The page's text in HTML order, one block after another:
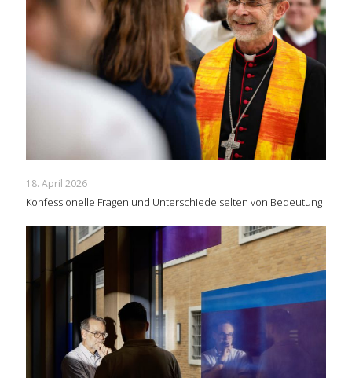
18. April 2026
Konfessionelle Fragen und Unterschiede selten von Bedeutung